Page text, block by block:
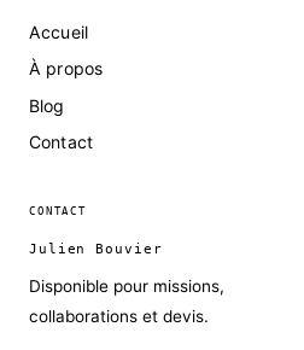
Accueil
À propos
Blog
Contact
CONTACT
Julien Bouvier
Disponible pour missions,
collaborations et devis.